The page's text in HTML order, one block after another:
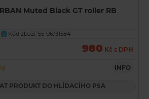
Muted Black GT roller RB
U Kód zboží: 55-06/31584
980 Kč s DPH
INFO
PRODUKT DO HLÍDACÍHO PSA